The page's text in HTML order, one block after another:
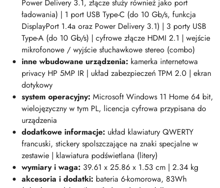
Power Delivery 3.1, złącze służy również jako port
ładowania) | 1 port USB Type-C (do 10 Gb/s, funkcja
DisplayPort 1.4a oraz Power Delivery 3.1) | 3 porty USB
Type-A (do 10 Gb/s) | cyfrowe złącze HDMI 2.1 | wejście
mikrofonowe / wyjście słuchawkowe stereo (combo)
inne wbudowane urządzenia: kamerka internetowa
privacy HP 5MP IR | układ zabezpieczeń TPM 2.0 | ekran
dotykowy
system operacyjny: Microsoft Windows 11 Home 64 bit,
wielojęzyczny w tym PL, licencja cyfrowa przypisana do
urządzenia
dodatkowe informacje: układ klawiatury QWERTY
francuski, stickery spolszczające na znaki specjalne w
zestawie | klawiatura podświetlana (litery)
wymiary i waga: 39.61 x 25.86 x 1.53 cm | 2.34 kg
akcesoria i dodatki: bateria 6-komorowa, 83Wh